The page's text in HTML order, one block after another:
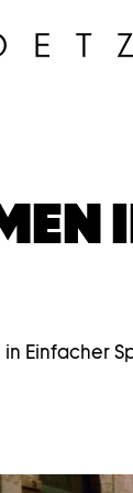
Einfacher